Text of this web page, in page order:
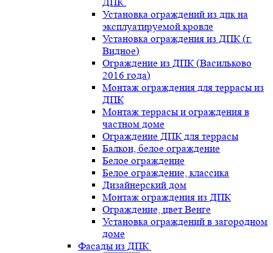
Установка ограждений из дпк на
эксплуатируемой кровле
Установка ограждения из ДПК (г.
Видное)
Ограждение из ДПК (Васильково
2016 года)
Монтаж ограждения для террасы из
ДПК
Монтаж террасы и ограждения в
частном доме
Ограждение ДПК для террасы
Балкон, белое ограждение
Белое ограждение
Белое ограждение, классика
Дизайнерский дом
Монтаж ограждения из ДПК
Ограждение, цвет Венге
Установка ограждений в загородном
доме
Фасады из ДПК